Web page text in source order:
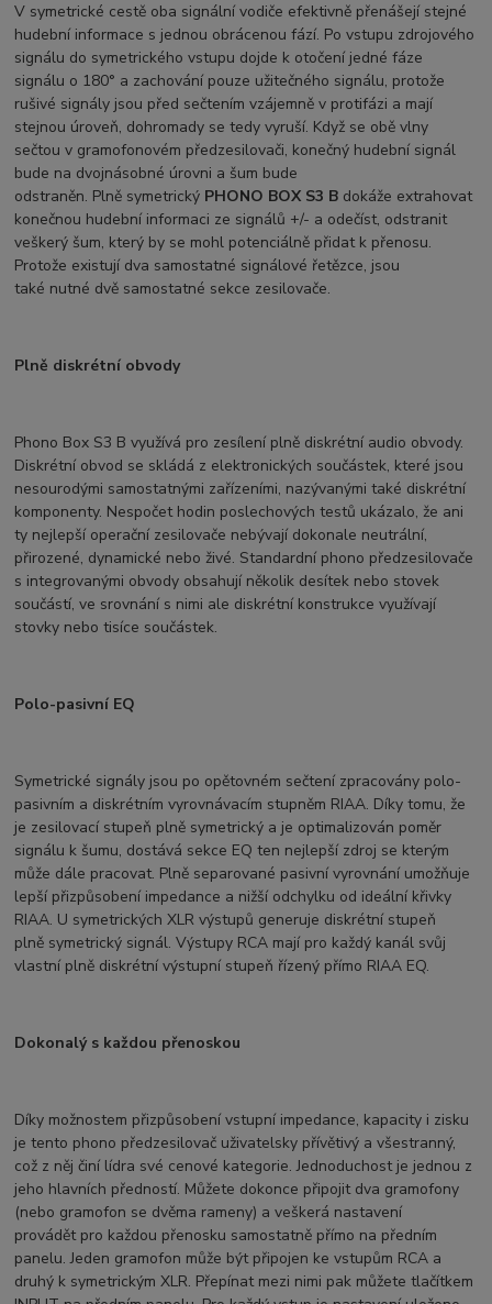
V symetrické cestě oba signální vodiče efektivně přenášejí stejné
hudební informace s jednou obrácenou fází. Po vstupu zdrojového
signálu do symetrického vstupu dojde k otočení jedné fáze
signálu o 180° a zachování pouze užitečného signálu, protože
rušivé signály jsou před sečtením vzájemně v protifázi a mají
stejnou úroveň, dohromady se tedy vyruší. Když se obě vlny
sečtou v gramofonovém předzesilovači, konečný hudební signál
bude na dvojnásobné úrovni a šum bude
odstraněn. Plně symetrický PHONO BOX S3 B dokáže extrahovat
konečnou hudební informaci ze signálů +/- a odečíst, odstranit
veškerý šum, který by se mohl potenciálně přidat k přenosu.
Protože existují dva samostatné signálové řetězce, jsou
také nutné dvě samostatné sekce zesilovače.
Plně diskrétní obvody
Phono Box S3 B využívá pro zesílení plně diskrétní audio obvody.
Diskrétní obvod se skládá z elektronických součástek, které jsou
nesourodými samostatnými zařízeními, nazývanými také diskrétní
komponenty. Nespočet hodin poslechových testů ukázalo, že ani
ty nejlepší operační zesilovače nebývají dokonale neutrální,
přirozené, dynamické nebo živé. Standardní phono předzesilovače
s integrovanými obvody obsahují několik desítek nebo stovek
součástí, ve srovnání s nimi ale diskrétní konstrukce využívají
stovky nebo tisíce součástek.
Polo-pasivní EQ
Symetrické signály jsou po opětovném sečtení zpracovány polo-
pasivním a diskrétním vyrovnávacím stupněm RIAA. Díky tomu, že
je zesilovací stupeň plně symetrický a je optimalizován poměr
signálu k šumu, dostává sekce EQ ten nejlepší zdroj se kterým
může dále pracovat. Plně separované pasivní vyrovnání umožňuje
lepší přizpůsobení impedance a nižší odchylku od ideální křivky
RIAA. U symetrických XLR výstupů generuje diskrétní stupeň
plně symetrický signál. Výstupy RCA mají pro každý kanál svůj
vlastní plně diskrétní výstupní stupeň řízený přímo RIAA EQ.
Dokonalý s každou přenoskou
Díky možnostem přizpůsobení vstupní impedance, kapacity i zisku
je tento phono předzesilovač uživatelsky přívětivý a všestranný,
což z něj činí lídra své cenové kategorie. Jednoduchost je jednou z
jeho hlavních předností. Můžete dokonce připojit dva gramofony
(nebo gramofon se dvěma rameny) a veškerá nastavení
provádět pro každou přenosku samostatně přímo na předním
panelu. Jeden gramofon může být připojen ke vstupům RCA a
druhý k symetrickým XLR. Přepínat mezi nimi pak můžete tlačítkem